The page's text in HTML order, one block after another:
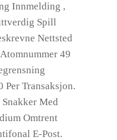
Innmelding ,
Spill
Nettsted
49
Per Transaksjon.
Med
Omtrent
E-Post.